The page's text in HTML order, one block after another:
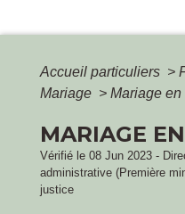
Accueil particuliers >
Mariage > Mariage en
MARIAGE
Vérifié le 08 Jun 2023 -
administrative (Première
justice